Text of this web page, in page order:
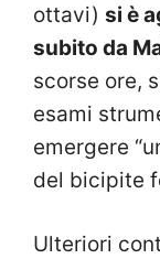
ottavi) si è
subito da
scorse ore,
esami
emergere
del bicipite
Ulteriori